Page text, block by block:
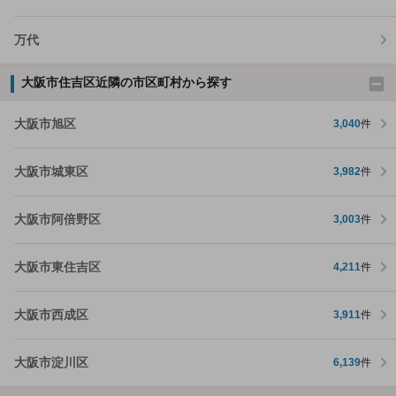
万代
大阪市住吉区近隣の市区町村から探す
大阪市旭区 3,040件
大阪市城東区 3,982件
大阪市阿倍野区 3,003件
大阪市東住吉区 4,211件
大阪市西成区 3,911件
大阪市淀川区 6,139件